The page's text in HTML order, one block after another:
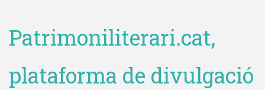
Patrimoniliterari.cat,
plataforma de divulgació